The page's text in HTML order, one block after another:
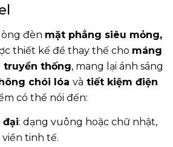
đèn mặt phẳng siêu mỏng,
thiết kế để thay thế cho máng
truyền thống, mang lại ánh sáng
chói lóa và tiết kiệm điện
có thể nói đến:
đại: dạng vuông hoặc chữ nhật,
tinh tế.